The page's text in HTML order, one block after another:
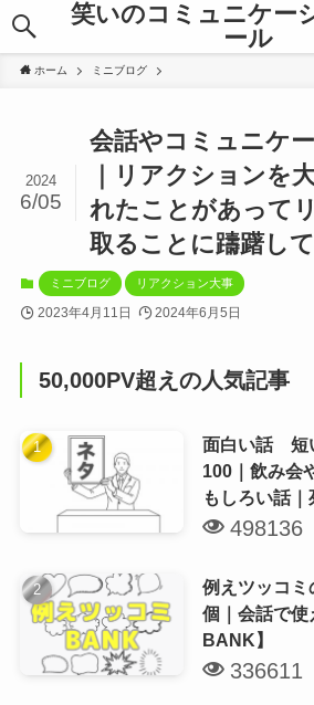
笑いのコミュニケー
ール
ホーム ミニブログ
会話やコミュニケ
｜リアクションを
れたことがあって
取ることに躊躇し
2024
6/05
ミニブログ リアクション大事
2023年4月11日 2024年6月5日
50,000PV超えの人気記事
面白い話
100｜飲み会
もしろい話
498136
例えツッコ
個｜会話で使
BANK】
336611